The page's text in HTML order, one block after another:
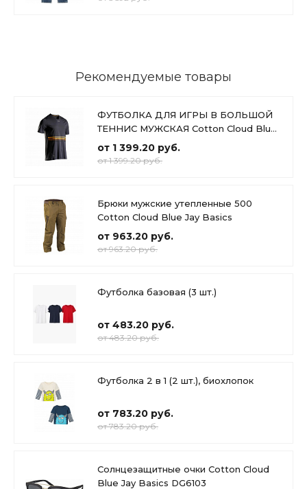
Рекомендуемые товары
ФУТБОЛКА ДЛЯ ИГРЫ В БОЛЬШОЙ
ТЕННИС МУЖСКАЯ Cotton Cloud Blue
Jay Basics
от 1 399.20 руб.
от 1 399.20 руб.
Брюки мужские утепленные 500
Cotton Cloud Blue Jay Basics
от 963.20 руб.
от 963.20 руб.
Футболка базовая (3 шт.)
от 483.20 руб.
от 483.20 руб.
Футболка 2 в 1 (2 шт.), биохлопок
от 783.20 руб.
от 783.20 руб.
Солнцезащитные очки Cotton Cloud
Blue Jay Basics DG6103